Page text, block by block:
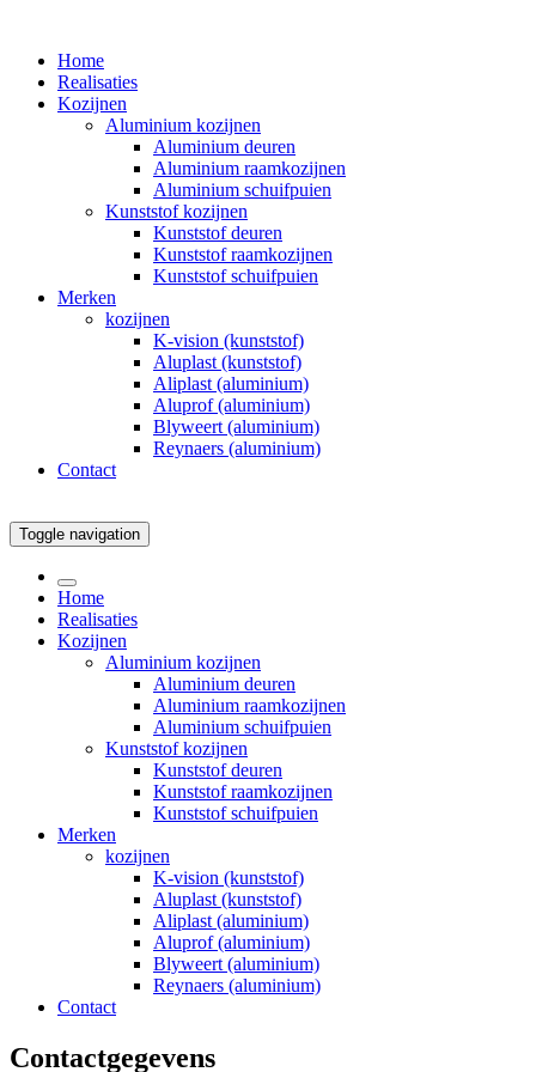
Home
Realisaties
Kozijnen
Aluminium kozijnen
Aluminium deuren
Aluminium raamkozijnen
Aluminium schuifpuien
Kunststof kozijnen
Kunststof deuren
Kunststof raamkozijnen
Kunststof schuifpuien
Merken
kozijnen
K-vision (kunststof)
Aluplast (kunststof)
Aliplast (aluminium)
Aluprof (aluminium)
Blyweert (aluminium)
Reynaers (aluminium)
Contact
Toggle navigation
Home
Realisaties
Kozijnen
Aluminium kozijnen
Aluminium deuren
Aluminium raamkozijnen
Aluminium schuifpuien
Kunststof kozijnen
Kunststof deuren
Kunststof raamkozijnen
Kunststof schuifpuien
Merken
kozijnen
K-vision (kunststof)
Aluplast (kunststof)
Aliplast (aluminium)
Aluprof (aluminium)
Blyweert (aluminium)
Reynaers (aluminium)
Contact
Contactgegevens